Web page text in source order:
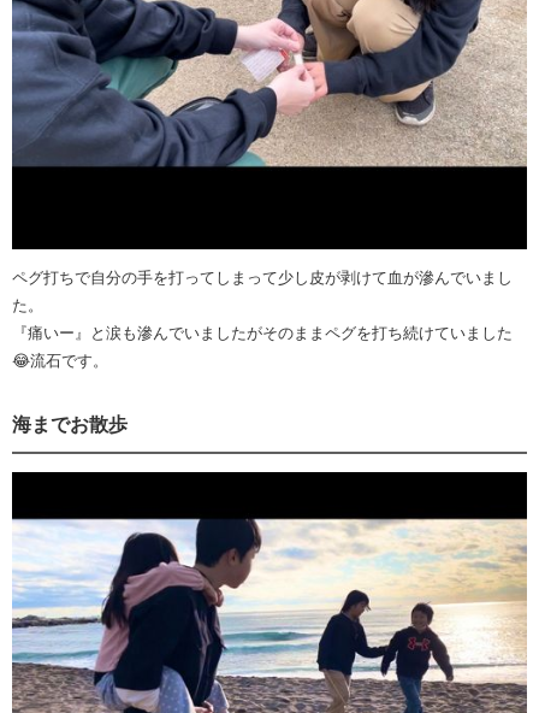
ペグ打ちで自分の手を打ってしまって少し皮が剥けて血が滲んでいまし
た。
『痛いー』と涙も滲んでいましたがそのままペグを打ち続けていました
😂流石です。
海までお散歩